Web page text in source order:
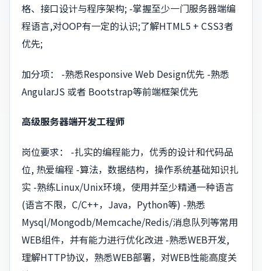
格、接口设计与程序架构; -掌握至少一门服务器端编
程语言,对OOP有一定的认识;了解HTML5 + CSS3者
优先;
加分项： -熟悉Responsive Web Design优先 -熟悉
AngularJS 或者 Bootstrap等前端框架优先
高级服务器端开发工程师
岗位要求： -扎实的编程能力，优秀的设计和代码品
位, 热爱编程 -算法，数据结构，操作系统基础知识扎
实 -熟练Linux/Unix环境，使用并至少精通一种语言
(语言不限，C/C++，Java，Python等) -熟悉
Mysql/Mongodb/Memcache/Redis/消息队列等常用
WEB组件，并有能力进行优化改进 -熟悉WEB开发,
理解HTTP协议，熟悉WEB部署，对WEB性能高度关